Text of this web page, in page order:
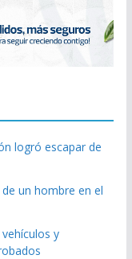
logró escapar de
un hombre en el
y